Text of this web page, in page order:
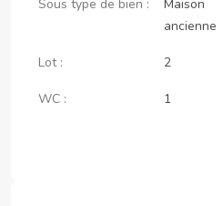
Sous type de bien :
Maison
ancienne
Lot : 2
WC : 1